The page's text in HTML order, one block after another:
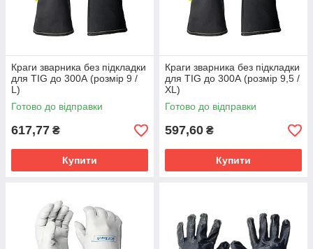
Краги зварника без підкладки
для TIG до 300А (розмір 9 /
L)
Готово до відправки
617,77 ₴
Купити
Краги зварника без підкладки
для TIG до 300А (розмір 9,5 /
XL)
Готово до відправки
597,60 ₴
Купити